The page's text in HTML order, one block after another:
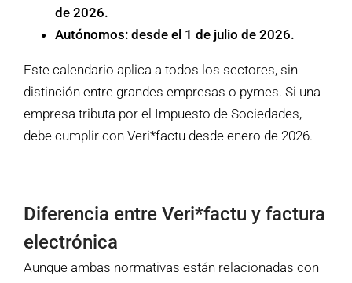
de 2026.
Autónomos: desde el 1 de julio de 2026.
Este calendario aplica a todos los sectores, sin
distinción entre grandes empresas o pymes. Si una
empresa tributa por el Impuesto de Sociedades,
debe cumplir con Veri*factu desde enero de 2026.
Diferencia entre Veri*factu y factura
electrónica
Aunque ambas normativas están relacionadas con